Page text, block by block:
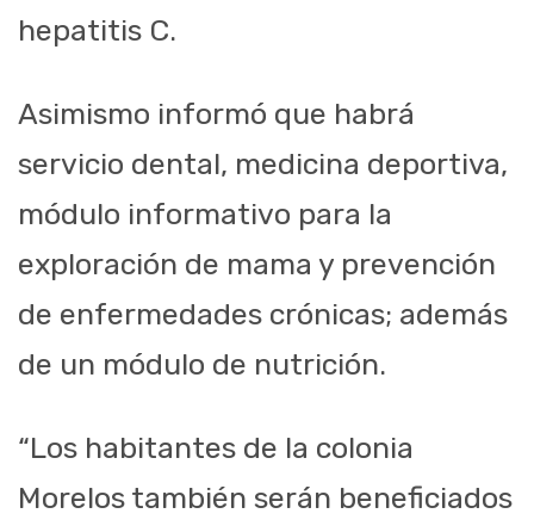
hepatitis C.
Asimismo informó que habrá
servicio dental, medicina deportiva,
módulo informativo para la
exploración de mama y prevención
de enfermedades crónicas; además
de un módulo de nutrición.
“Los habitantes de la colonia
Morelos también serán beneficiados